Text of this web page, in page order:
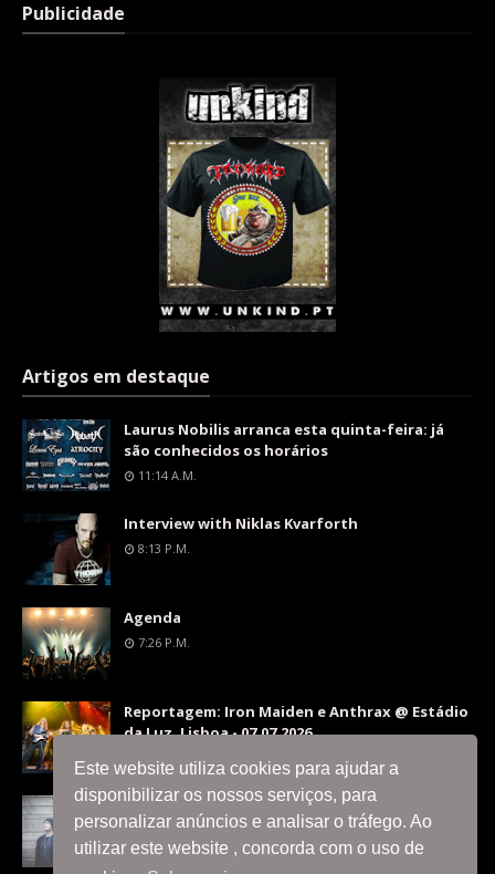
Este website utiliza cookies para ajudar a
disponibilizar os nossos serviços, para
personalizar anúncios e analisar o tráfego. Ao
utilizar este website , concorda com o uso de
Publicidade
Artigos em destaque
Laurus Nobilis arranca esta quinta-feira: já
são conhecidos os horários
11:14 A.m.
Interview with Niklas Kvarforth
8:13 P.m.
Agenda
7:26 P.m.
Reportagem: Iron Maiden e Anthrax @ Estádio
da Luz, Lisboa - 07.07.2026
9:36 P.m.
Interview with Silent Skies
8:06 P.m.